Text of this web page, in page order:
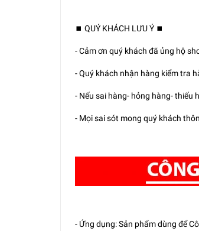
⏹️ QUÝ KHÁCH LƯU Ý ⏹️
- Cảm ơn quý khách đã ủng hộ
- Quý khách nhận hàng kiểm tra
- Nếu sai hàng- hỏng hàng- thiếu
- Mọi sai sót mong quý khách
- Ứng dụng: Sản phẩm dùng để